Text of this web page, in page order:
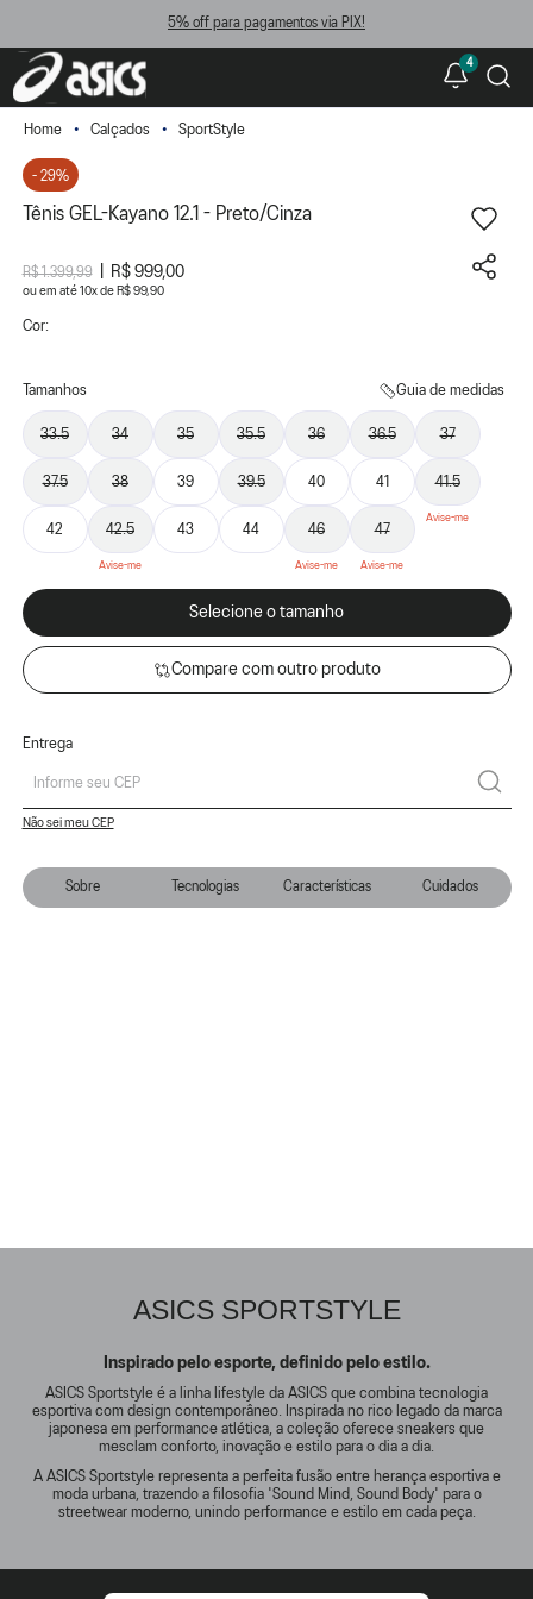
5% off para pagamentos via PIX!
4
Sobre Tecnologias Características Cuidados
Calçados SportStyle
- 29%
Tênis GEL-Kayano 12.1 - Preto/Cinza
R$ 1.399,99 R$ 999,00
ou 10xde R$ 99,90
Cor:
Tamanhos Guia de medidas
33.5 34 35 35.5 36 36.5 37
37.5 38 39 39.5 40 41 41.5
42 42.5 43 44 46 47
Selecione o tamanho
Compare com outro produto
Entrega
Não sei meu CEP
ASICS SPORTSTYLE
Inspirado pelo esporte, definido pelo estilo.
ASICS Sportstyle é a linha lifestyle da ASICS que combina tecnologia
esportiva com design contemporâneo. Inspirada no rico legado da marca
japonesa em performance atlética, a coleção oferece sneakers que
mesclam conforto, inovação e estilo para o dia a dia.
A ASICS Sportstyle representa a perfeita fusão entre herança esportiva e
moda urbana, trazendo a filosofia 'Sound Mind, Sound Body' para o
streetwear moderno, unindo performance e estilo em cada peça.